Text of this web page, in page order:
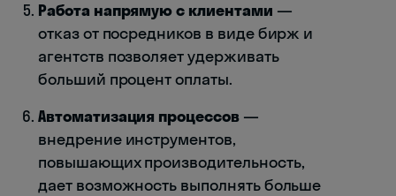
Работа напрямую с клиентами —
отказ от посредников в виде бирж и
агентств позволяет удерживать
больший процент оплаты.
Автоматизация процессов—
внедрение инструментов,
повышающих производительность,
дает возможность выполнять больше